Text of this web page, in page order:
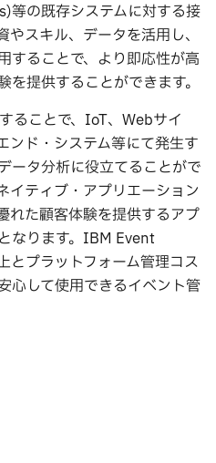
の既存システムに対する接
スキル、データを活用し、
することで、より即応性が高
提供することができます。
ることで、IoT、Webサイ
ンド・システム等にて発生す
ータ分析に役立てることがで
イティブ・アプリエーション
れた顧客体験を提供するアプ
なります。IBM Event
とプラットフォーム管理コス
心して使用できるイベント管